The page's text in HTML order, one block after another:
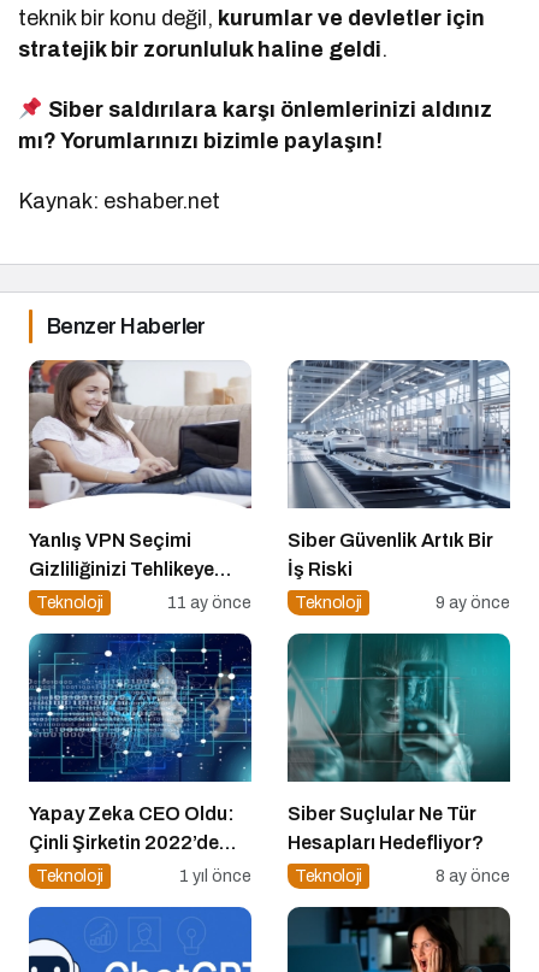
teknik bir konu değil, kurumlar ve devletler için
stratejik bir zorunluluk haline geldi.
Siber saldırılara karşı önlemlerinizi aldınız
mı? Yorumlarınızı bizimle paylaşın!
Kaynak: eshaber.net
Benzer Haberler
Yanlış VPN Seçimi
Gizliliğinizi Tehlikeye
Atabilir
Teknoloji 11 ay önce
Siber Güvenlik Artık Bir
İş Riski
Teknoloji 9 ay önce
Yapay Zeka CEO Oldu:
Çinli Şirketin 2022’de
Attığı Adım Yeniden
Teknoloji 1 yıl önce
Siber Suçlular Ne Tür
Hesapları Hedefliyor?
Teknoloji 8 ay önce